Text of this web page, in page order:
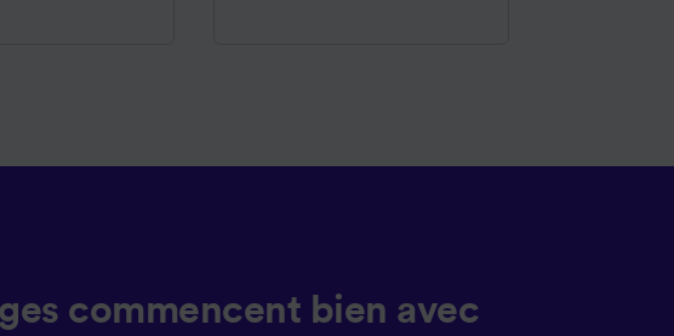
commencent bien avec